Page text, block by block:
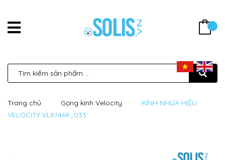
Trang chủ Gọng kính Velocity
KÍNH NHỰA HIỆU
VELOCITY VL97469_033